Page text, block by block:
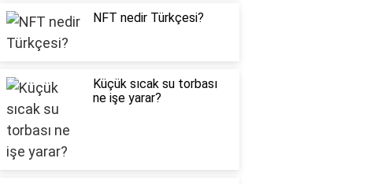
NFT nedir Türkçesi?
Küçük sıcak su torbası
ne işe yarar?